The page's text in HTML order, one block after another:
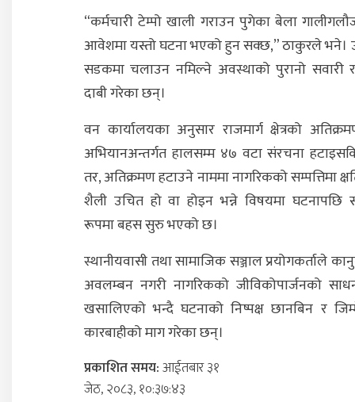
“कर्मचारी टेम्पो खाली गराउन पुगेका बेला
आवेशमा यस्तो घटना भएको हुन सक्छ,” ठाकुरले भने।
सडकमा चलाउन नमिल्ने अवस्थाको पुरानो सवारी
दाबी गरेका छन्।
वन कार्यालयका अनुसार राजमार्ग क्षेत्रको
अभियानअन्तर्गत हालसम्म ४७ वटा संरचना
तर, अतिक्रमण हटाउने नाममा नागरिकको सम्पत्तिमा
शैली उचित हो वा होइन भन्ने विषयमा घटनापछि
रूपमा बहस सुरु भएको छ।
स्थानीयवासी तथा सामाजिक सञ्जाल प्रयोगकर्ताले
अवलम्बन नगरी नागरिकको जीविकोपार्जनको
खसालिएको भन्दै घटनाको निष्पक्ष छानबिन र
कारबाहीको माग गरेका छन्।
प्रकाशित समय:आईतबार ३१
जेठ, २०८३, १०:३७:४३